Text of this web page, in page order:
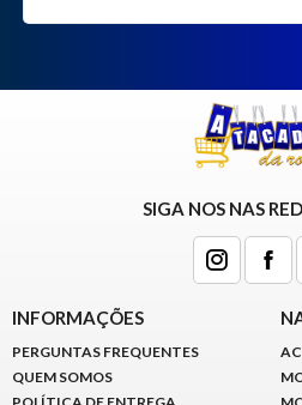
SIGA NOS NAS
INFORMAÇÕES
PERGUNTAS FREQUENTES
QUEM SOMOS